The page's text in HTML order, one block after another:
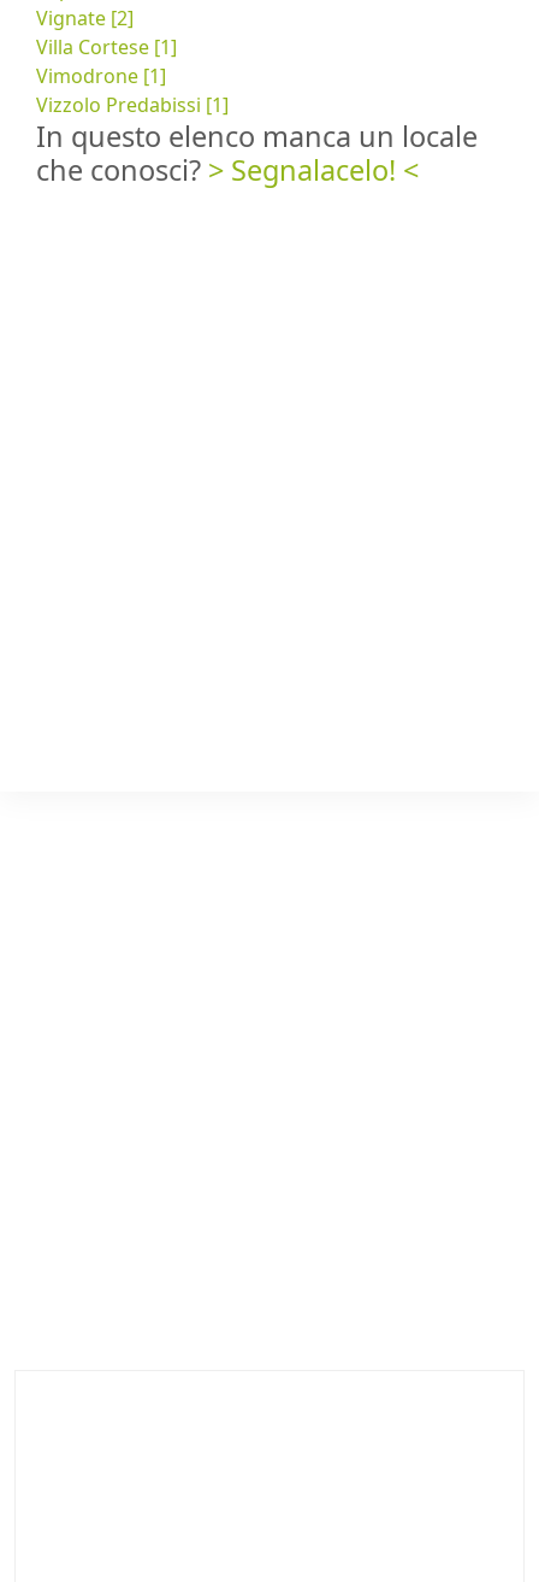
Vignate [2]
Villa Cortese [1]
Vimodrone [1]
Vizzolo Predabissi [1]
In questo elenco manca un locale
che conosci? > Segnalacelo! <